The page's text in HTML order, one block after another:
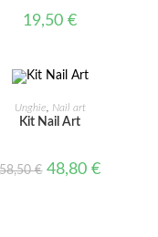
19,50€
AL CARRELLO
Unghie Nail art
Kit Nail Art
58,50€ 48,80€